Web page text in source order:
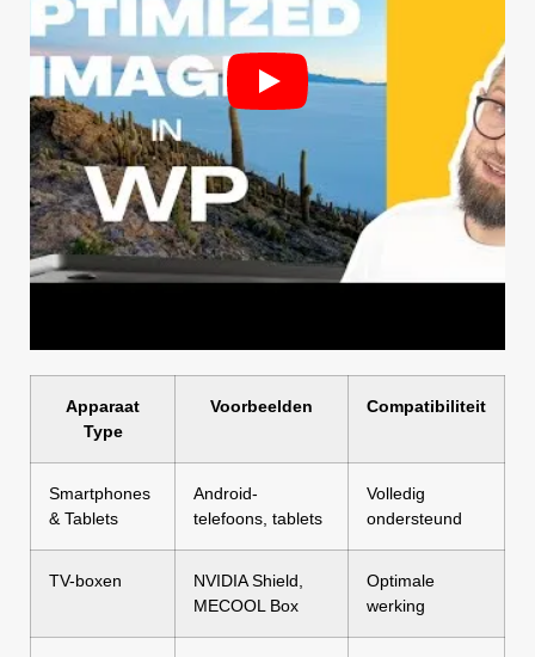
Apparaat
Type
Voorbeelden Compatibiliteit
Smartphones
& Tablets
Android-
telefoons, tablets
Volledig
ondersteund
TV-boxen
NVIDIA Shield,
MECOOL Box
Optimale
werking